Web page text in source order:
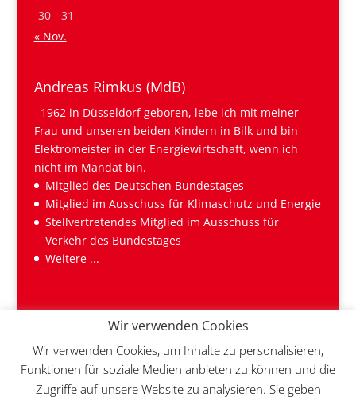
30
31
« Nov.
Andreas Rimkus (MdB)
1962 in Düsseldorf geboren, lebe ich mit meiner
Frau und unseren beiden Kindern in Bilk und bin
Elektromeister in der Energiewirtschaft, wenn ich
nicht im Mandat bin.
Mitglied des Deutschen Bundestages
Mitglied im Ausschuss für Klimaschutz und Energie
Stellvertretendes Mitglied im Ausschuss für
Verkehr des Bundestages
Weitere ...
Wir verwenden Cookies
Wir verwenden Cookies, um Inhalte zu personalisieren,
Funktionen für soziale Medien anbieten zu können und die
Zugriffe auf unsere Website zu analysieren. Sie geben